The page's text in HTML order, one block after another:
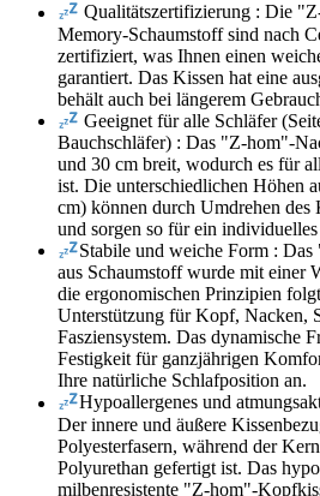
Qualitätszertifizierung : Die
Memory-Schaumstoff sind nach
zertifiziert, was Ihnen einen
garantiert. Das Kissen hat eine
behält auch bei längerem
Geeignet für alle Schläfer
Bauchschläfer) : Das "Z-hom"-
und 30 cm breit, wodurch es für
ist. Die unterschiedlichen Höhen
cm) können durch Umdrehen des
und sorgen so für ein
Stabile und weiche Form :
aus Schaumstoff wurde mit einer
die ergonomischen Prinzipien
Unterstützung für Kopf, Nacken,
Fasziensystem. Das dynamische
Festigkeit für ganzjährigen
Ihre natürliche Schlafposition an.
Hypoallergenes und
Der innere und äußere
Polyesterfasern, während der
Polyurethan gefertigt ist. Das
milbenresistente "Z-hom"-